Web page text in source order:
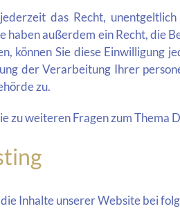
das Recht,
haben außerdem ein Recht, die
können Sie diese Einwilligung
der Verarbeitung Ihrer
zu.
zu weiteren Fragen zum Thema
Inhalte unserer Website bei